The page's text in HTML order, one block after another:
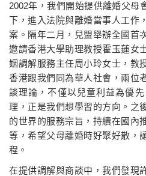
2002年，我們開始提供離婚父母
下，進入法院與離婚當事人工作
案。隔年二月，兒盟舉辦全國首
邀請香港大學助理教授霍玉蓮女
姻調解服務主任周小玲女士，教
香港跟我們同為華人社會，兩位
談理論，不僅以兒童利益為優
理，正是我們想學習的方向。之
的世界的服務宗旨，持續在國內
等，希望父母離婚時好聚好散，
程。
在提供調解與商談中，我們發現